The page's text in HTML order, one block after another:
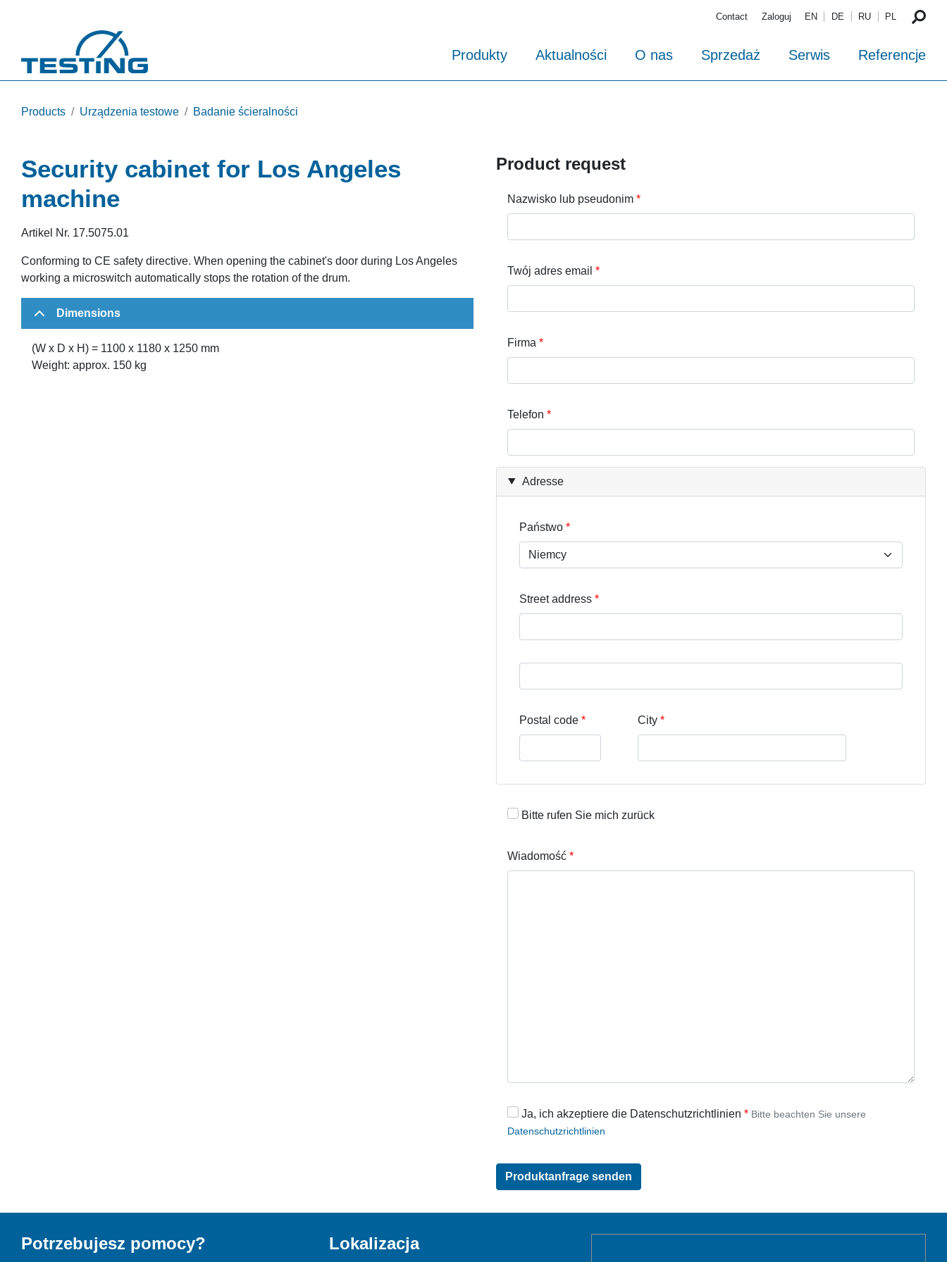
Contact Zaloguj EN DE RU PL
Produkty Aktualności O nas Sprzedaż Serwis Referencje
Products Urządzenia testowe Badanie ścieralności
Security cabinet for Los Angeles
machine
Artikel Nr. 17.5075.01
Conforming to CE safety directive. When opening the cabinet's door during Los Angeles
working a microswitch automatically stops the rotation of the drum.
Dimensions
(W x D x H) = 1100 x 1180 x 1250 mm
Weight: approx. 150 kg
Product request
Nazwisko lub pseudonim
Twój adres email
Firma
Telefon
Adresse
Państwo
Street address
Postal code City
Bitte rufen Sie mich zurück
Wiadomość
Ja, ich akzeptiere die Datenschutzrichtlinien
Bitte beachten Sie unsere
Datenschutzrichtlinien
Potrzebujesz pomocy? Lokalizacja